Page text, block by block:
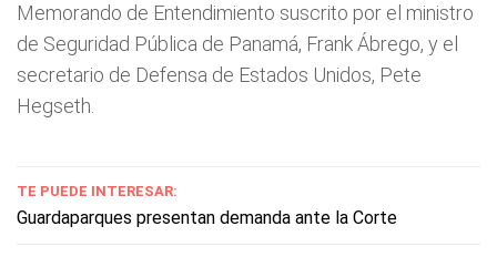
Memorando de Entendimiento suscrito por el ministro
de Seguridad Pública de Panamá, Frank Ábrego, y el
secretario de Defensa de Estados Unidos, Pete
Hegseth.
TE PUEDE INTERESAR:
Guardaparques presentan demanda ante la Corte